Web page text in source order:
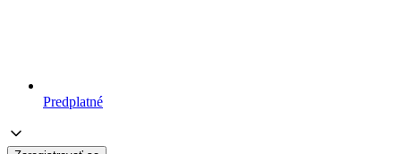
Predplatné